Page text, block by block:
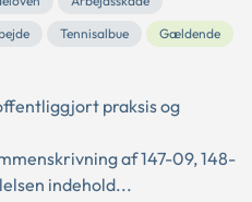
Tennisalbue
Gældende
praksis og
af 147-09, 148-
indehold...